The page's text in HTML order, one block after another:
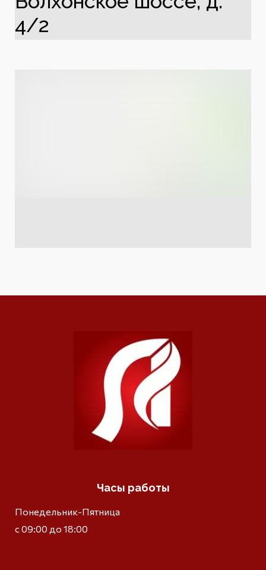
4/2
Часы работы
Понедельник-Пятница
с 09:00 до 18:00